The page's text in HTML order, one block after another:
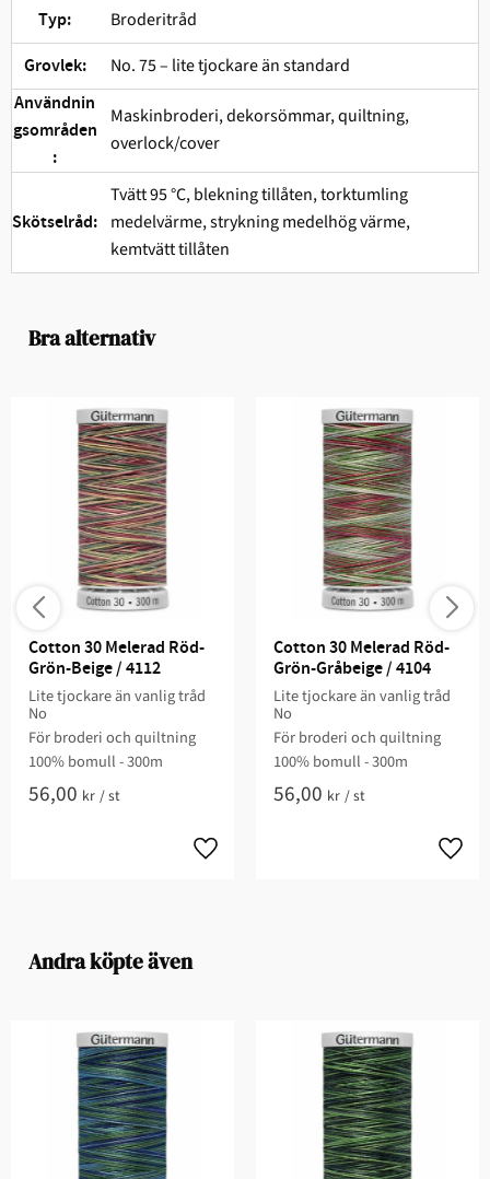
Typ: Broderitråd
Grovlek: No. 75 – lite tjockare än standard
Användnin
gsområden
:
Maskinbroderi, dekorsömmar, quiltning,
overlock/cover
Skötselråd:
Tvätt 95 °C, blekning tillåten, torktumling
medelvärme, strykning medelhög värme,
kemtvätt tillåten
Bra alternativ
Cotton 30 Melerad Röd-
Grön-Beige / 4112
Lite tjockare än vanlig tråd
No
För broderi och quiltning​
100% bomull - 300m
56,00 kr /st
Cotton 30 Melerad Röd-
Grön-Gråbeige / 4104
Lite tjockare än vanlig tråd
No
För broderi och quiltning​
100% bomull - 300m
56,00 kr /st
Andra köpte även